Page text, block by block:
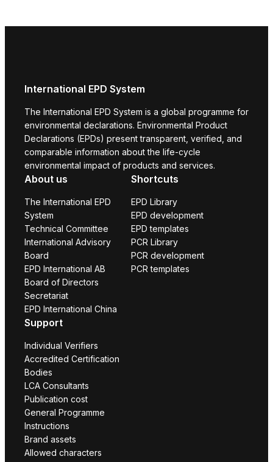
International EPD System
The International EPD System is a global programme for
environmental declarations. Environmental Product
Declarations (EPDs) present transparent, verified, and
comparable information about the life-cycle
environmental impact of products and services.
About us
The International EPD
System
Technical Committee
International Advisory
Board
EPD International AB
Board of Directors
Secretariat
EPD International China
Shortcuts
EPD Library
EPD development
EPD templates
PCR Library
PCR development
PCR templates
Support
Individual Verifiers
Accredited Certification
Bodies
LCA Consultants
Publication cost
General Programme
Instructions
Brand assets
Allowed characters